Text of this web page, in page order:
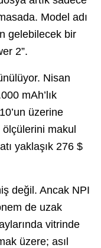
Model adı
gelebilecek bir
2”.
Nisan
mAh’lık
üzerine
ölçülerini makul
yaklaşık 276 $
değil. Ancak NPI
de uzak
vitrinde
üzere; asıl